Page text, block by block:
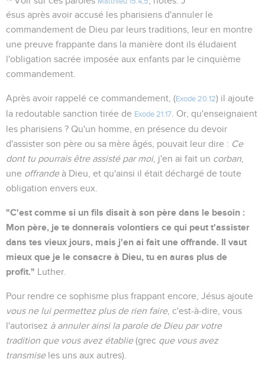
ésus après avoir accusé les pharisiens d'annuler le
commandement de Dieu par leurs traditions, leur en montre
une preuve frappante dans la manière dont ils éludaient
l'obligation sacrée imposée aux enfants par le cinquième
commandement.
Après avoir rappelé ce commandement, (Exode 20.12) il ajoute
la redoutable sanction tirée de Exode 21.17
. Or, qu'enseignaient
les pharisiens ? Qu'un homme, en présence du devoir
d'assister son père ou sa mère âgés, pouvait leur dire : Ce
dont tu pourrais être assisté par moi, j'en ai fait un corban
une offrandeà Dieu, et qu'ainsi il était déchargé de toute
obligation envers eux.
"C'est comme si un fils disait à son père dans le besoin :
Mon père, je te donnerais volontiers ce qui peut t'assister
dans tes vieux jours, mais j'en ai fait une offrande. Il vaut
mieux que je le consacre à Dieu, tu en auras plus de
profit." Luther.
Pour rendre ce sophisme plus frappant encore, Jésus ajoute
vous ne lui permettez plus de rien faire, c'est-à-dire, vous
l'autorisez à annuler ainsi la parole de Dieu par votre
tradition que vous avez établie(grec que vous avez
transmiseles uns aux autres).